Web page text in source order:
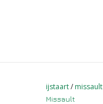
ijstaart/ missault
Missault